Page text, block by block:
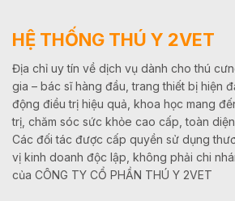
HỆ THỐNG THÚ Y 2VET
Địa chỉ uy tín về dịch vụ dành cho thú
gia – bác sĩ hàng đầu, trang thiết bị hiện
động điều trị hiệu quả, khoa học mang
trị, chăm sóc sức khỏe cao cấp, toàn
Các đối tác được cấp quyền sử dụng
vị kinh doanh độc lập, không phải chi
của CÔNG TY CỔ PHẦN THÚ Y 2VET